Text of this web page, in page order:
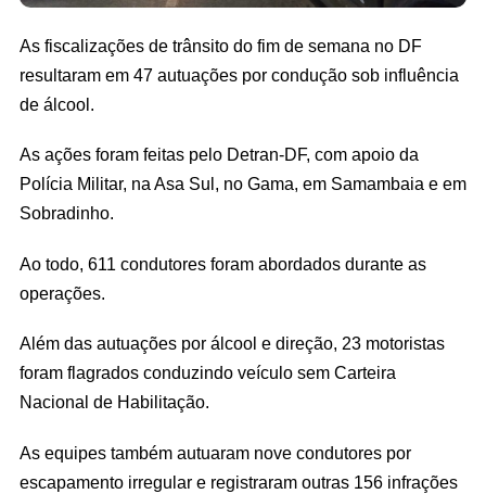
As fiscalizações de trânsito do fim de semana no DF
resultaram em 47 autuações por condução sob influência
de álcool.
As ações foram feitas pelo Detran-DF, com apoio da
Polícia Militar, na Asa Sul, no Gama, em Samambaia e em
Sobradinho.
Ao todo, 611 condutores foram abordados durante as
operações.
Além das autuações por álcool e direção, 23 motoristas
foram flagrados conduzindo veículo sem Carteira
Nacional de Habilitação.
As equipes também autuaram nove condutores por
escapamento irregular e registraram outras 156 infrações